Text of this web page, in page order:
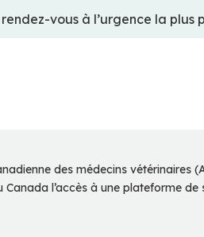
vous à l’urgence la plus
des médecins
Canada l’accès à une plateforme de